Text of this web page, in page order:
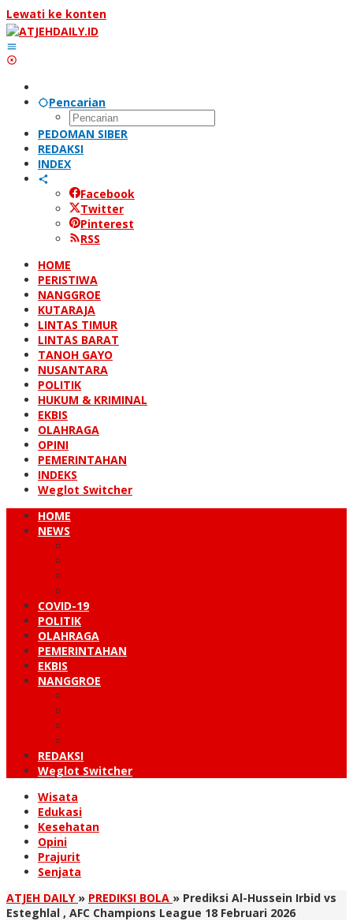
Lewati ke konten
Pencarian
PEDOMAN SIBER
REDAKSI
INDEX
Facebook
Twitter
Pinterest
RSS
HOME
PERISTIWA
NANGGROE
KUTARAJA
LINTAS TIMUR
LINTAS BARAT
TANOH GAYO
NUSANTARA
POLITIK
HUKUM & KRIMINAL
EKBIS
OLAHRAGA
OPINI
PEMERINTAHAN
INDEKS
Weglot Switcher
HOME
NEWS
COVID-19
POLITIK
OLAHRAGA
PEMERINTAHAN
EKBIS
NANGGROE
REDAKSI
Weglot Switcher
Wisata
Edukasi
Kesehatan
Opini
Prajurit
Senjata
ATJEH DAILY » PREDIKSI BOLA » Prediksi Al-Hussein Irbid vs
Esteghlal , AFC Champions League 18 Februari 2026